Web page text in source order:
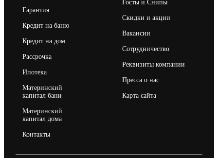
Гарантия
Кредит на баню
Кредит на дом
Рассрочка
Ипотека
Материнский
капитал бани
Материнский
капитал дома
Контакты
Госты и Снипы
Скидки и акции
Вакансии
Сотрудничество
Реквизиты компании
Пресса о нас
Карта сайта